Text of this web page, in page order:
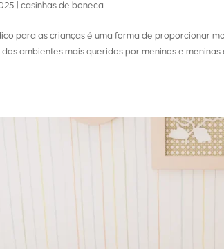
|casinhas de boneca
para as crianças é uma forma de proporcionar
dos ambientes mais queridos por meninos e